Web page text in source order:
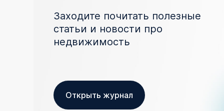
Заходите почитать полезные
статьи и новости про
недвижимость
Открыть журнал